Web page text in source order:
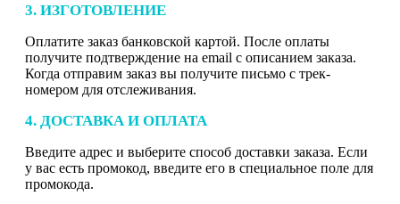
3. ИЗГОТОВЛЕНИЕ
Оплатите заказ банковской картой. После оплаты
получите подтверждение на email с описанием заказа.
Когда отправим заказ вы получите письмо с трек-
номером для отслеживания.
4. ДОСТАВКА И ОПЛАТА
Введите адрес и выберите способ доставки заказа. Если
у вас есть промокод, введите его в специальное поле для
промокода.